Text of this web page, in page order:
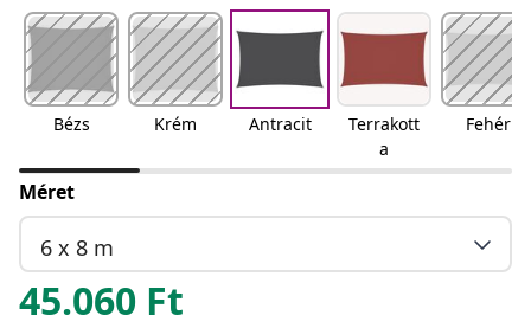
Bézs Krém Antracit
Terrakott
a
Fehér
Méret
6 x 8 m
45.060 Ft